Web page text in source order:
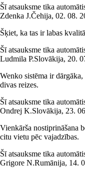
Šī atsauksme tika
Zdenka J.Čehija, 02. 08.
Šķiet, ka tas ir labas
Šī atsauksme tika
Ludmila P.Slovākija, 20.
Wenko sistēma ir
divas reizes.
Šī atsauksme tika
Ondrej K.Slovākija, 23.
Vienkārša nostiprināšana
citu vietu pēc vajadzības.
Šī atsauksme tika
Grigore N.Rumānija, 14.